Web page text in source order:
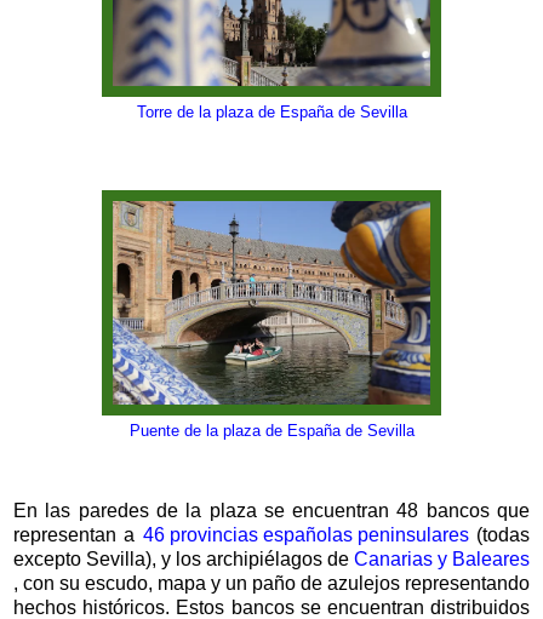
Torre de la plaza de España de Sevilla
Puente de la plaza de España de Sevilla
En las paredes de la plaza se encuentran 48 bancos que
representan a 46 provincias españolas peninsulares(todas
excepto Sevilla), y los archipiélagos de Canarias y Baleares
, con su escudo, mapa y un paño de azulejos representando
hechos históricos. Estos bancos se encuentran distribuidos